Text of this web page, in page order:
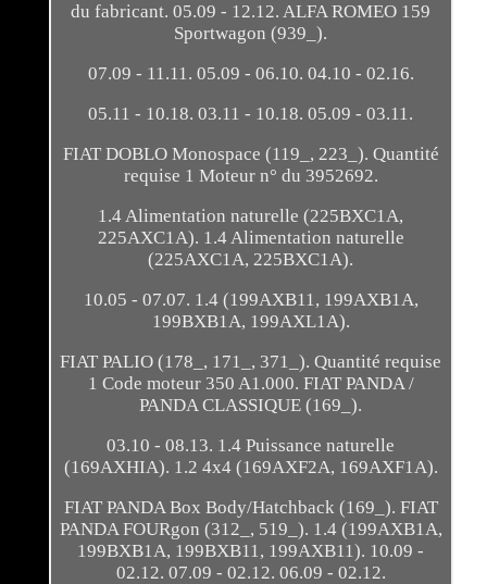
du fabricant. 05.09 - 12.12. ALFA ROMEO 159
Sportwagon (939_).
07.09 - 11.11. 05.09 - 06.10. 04.10 - 02.16.
05.11 - 10.18. 03.11 - 10.18. 05.09 - 03.11.
FIAT DOBLO Monospace (119_, 223_). Quantité
requise 1 Moteur n° du 3952692.
1.4 Alimentation naturelle (225BXC1A,
225AXC1A). 1.4 Alimentation naturelle
(225AXC1A, 225BXC1A).
10.05 - 07.07. 1.4 (199AXB11, 199AXB1A,
199BXB1A, 199AXL1A).
FIAT PALIO (178_, 171_, 371_). Quantité requise
1 Code moteur 350 A1.000. FIAT PANDA /
PANDA CLASSIQUE (169_).
03.10 - 08.13. 1.4 Puissance naturelle
(169AXHIA). 1.2 4x4 (169AXF2A, 169AXF1A).
FIAT PANDA Box Body/Hatchback (169_). FIAT
PANDA FOURgon (312_, 519_). 1.4 (199AXB1A,
199BXB1A, 199BXB11, 199AXB11). 10.09 -
02.12. 07.09 - 02.12. 06.09 - 02.12.